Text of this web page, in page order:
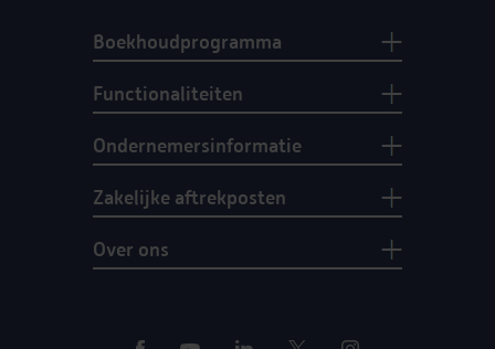
Boekhoudprogramma
Functionaliteiten
Ondernemersinformatie
Zakelijke aftrekposten
Over ons